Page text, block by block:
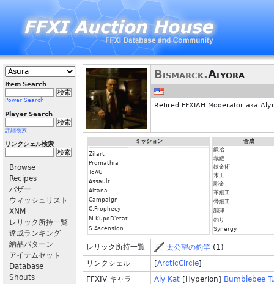
Item Search
Power Search
Player Search
詳細検索
リンクシェル検索
Browse
Recipes
バザー
ウィッシュリスト
XNM
レリック所持一覧
達成ランキング
納品パターン
アイテムセット
Database
Shouts
Bismarck.Alyora
Retired FFXIAH Moderator aka
ミッション
Zilart
Promathia
ToAU
Assault
Altana
Campaign
C.Prophecy
M.KupoD'etat
S.Ascension
合成
鍛冶
裁縫
錬金術
木工
彫金
革細工
骨細工
調理
釣り
Synergy
レリック所持一覧 太公望の釣竿 (1)
リンクシェル
[ArcticCircle]
FFXIV キャラ
Aly Kat [Hyperion] Bumblebee